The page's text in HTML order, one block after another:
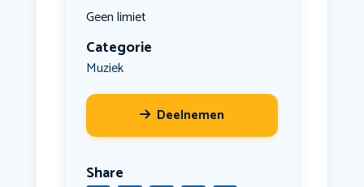
Geen limiet
Categorie
Muziek
Deelnemen
Share